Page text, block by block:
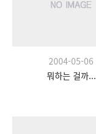
2004-05-06
뭐하는 걸까...